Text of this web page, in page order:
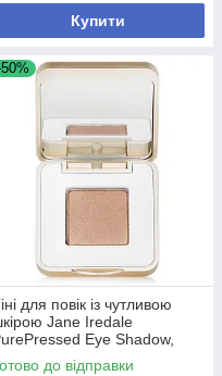
Купити
для повік із чутливою
Jane Iredale
Eye Shadow,
Jewel
до відправки